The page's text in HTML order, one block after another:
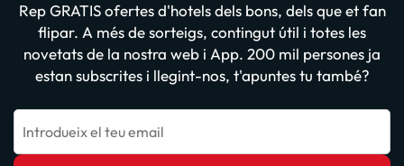
Rep GRATIS ofertes d'hotels dels bons, dels que et fan
flipar. A més de sorteigs, contingut útil i totes les
novetats de la nostra web i App. 200 mil persones ja
estan subscrites i llegint-nos, t'apuntes tu també?
Introdueix el teu email